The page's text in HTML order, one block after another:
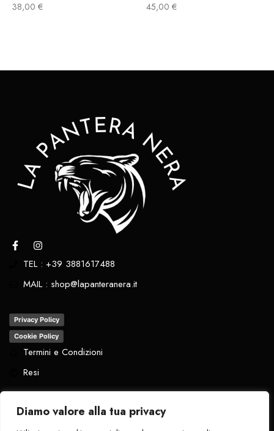
Diamo valore alla tua privacy
38,00 € 45,00 €
TEL : +39 3881617488
MAIL : shop@lapanteranera.it
Privacy Policy
Cookie Policy
Termini e Condizioni
Resi